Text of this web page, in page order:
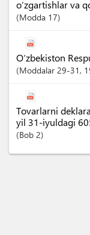
o‘zgartishlar va
Modda 17
O‘zbekiston
Moddalar 29-31 ,
Tovarlarni
yil 31-iyuldagi
Bob 2